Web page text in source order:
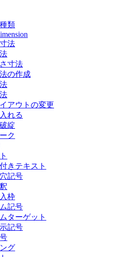
類
法
寸法
の作成
アウトの変更
れる
綻
ク
きテキスト
記号
枠
記号
ターゲット
記号
グ